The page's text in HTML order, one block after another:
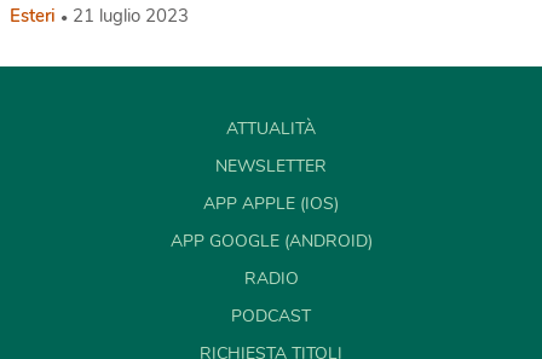
Esteri 21 luglio 2023
ATTUALITÀ
NEWSLETTER
APP APPLE (IOS)
APP GOOGLE (ANDROID)
RADIO
PODCAST
RICHIESTA TITOLI